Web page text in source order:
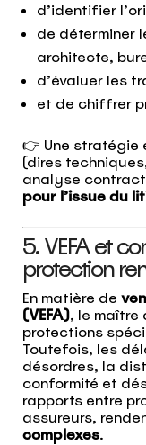
d’identifier
de déterminer
architecte,
d’évaluer les
et de chiffrer
👉 Une stratégie
(dires
analyse
pour l’issue du
5. VEFA et
protection
En matière de
(VEFA), le maître
protections
Toutefois, les
désordres, la
conformité et
rapports entre
assureurs,
complexes.